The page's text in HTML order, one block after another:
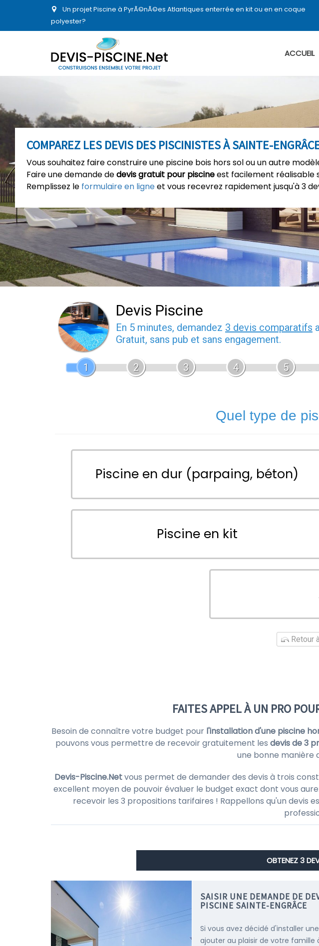
Un projet Piscine à PyrÃ©nÃ©es Atlantiques enterrée en kit ou en en coque
polyester?
ACCUEIL
COMPAREZ LES DEVIS DES PISCINISTES À SAINTE-
Vous souhaitez faire construire une piscine bois hors sol ou un autre
Faire une demande dedevis gratuit pour piscineest facilement réalisable
Remplissez le formulaire en ligneet vous recevrez rapidement jusqu'à 3
Devis Piscine
En 5 minutes, demandez 3 devis comparatifs
Gratuit, sans pub et sans engagement.
1 2 3 4 5
Quel type de
Piscine en dur (parpaing, béton)
Piscine en kit
Retour
FAITES APPEL À UN PRO
Besoin de connaître votre budget pour l'installation d'une piscine
pouvons vous permettre de recevoir gratuitement les devis de 3
une bonne manière
Devis-Piscine.Netvous permet de demander des devis à trois
excellent moyen de pouvoir évaluer le budget exact dont vous
recevoir les 3 propositions tarifaires ! Rappellons qu'un devis
OBTENEZ 3
SAISIR UNE DEMANDE DE
PISCINE SAINTE-ENGRÂCE
Si vous avez décidé d'installer
ajouter au plaisir de votre